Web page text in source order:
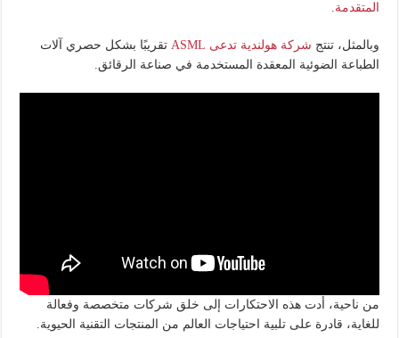
المتقدمة.
وبالمثل، تنتج شركة هولندية تدعى ASML
تقريبًا بشكل حصري آلات
الطباعة الضوئية المعقدة المستخدمة في صناعة الرقائق.
من ناحية، أدت هذه الاحتكارات إلى خلق شركات متخصصة وفعالة
للغاية، قادرة على تلبية احتياجات العالم من المنتجات التقنية الحيوية.